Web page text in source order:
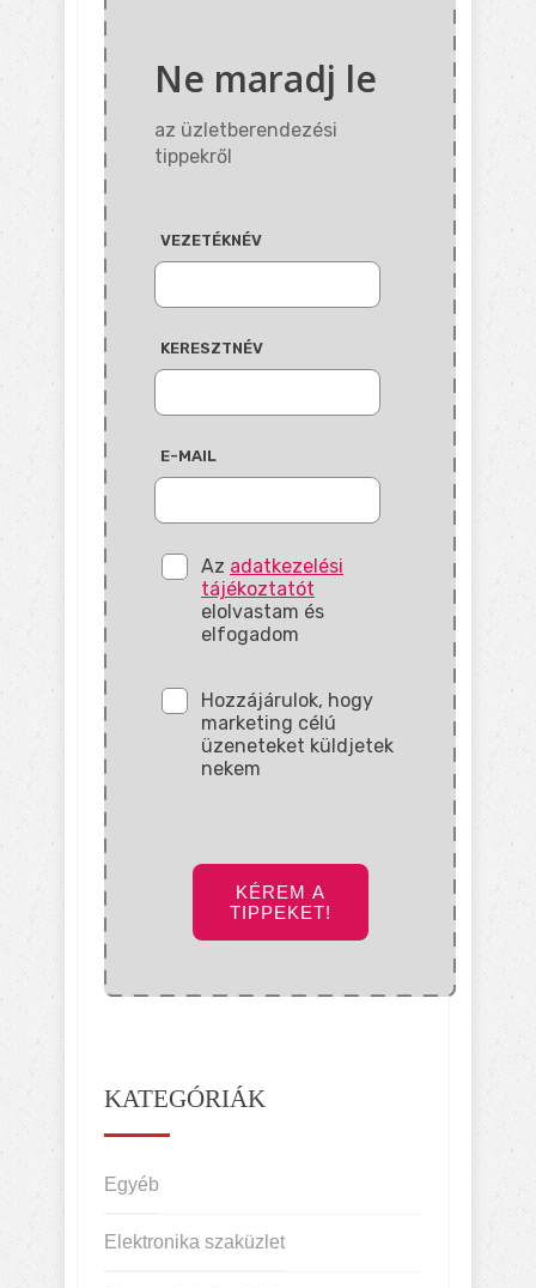
Ne maradj le
az üzletberendezési
tippekről
VEZETÉKNÉV
KERESZTNÉV
E-MAIL
Az adatkezelési
tájékoztatót
elolvastam és
elfogadom
Hozzájárulok, hogy
marketing célú
üzeneteket küldjetek
nekem
KÉREM A
TIPPEKET!
KATEGÓRIÁK
Egyéb
Elektronika szaküzlet